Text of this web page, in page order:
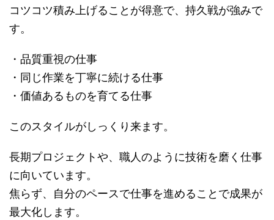
コツコツ積み上げることが得意で、持久戦が強みで
す。
・品質重視の仕事
・同じ作業を丁寧に続ける仕事
・価値あるものを育てる仕事
このスタイルがしっくり来ます。
長期プロジェクトや、職人のように技術を磨く仕事
に向いています。
焦らず、自分のペースで仕事を進めることで成果が
最大化します。